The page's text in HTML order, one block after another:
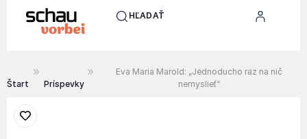
HĽADAŤ
Štart Príspevky
Eva Maria Marold: „Jednoducho raz na nič
nemyslieť“